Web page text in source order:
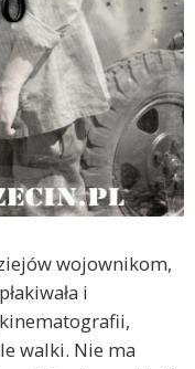
wojownikom,
i
kinematografii,
walki. Nie ma